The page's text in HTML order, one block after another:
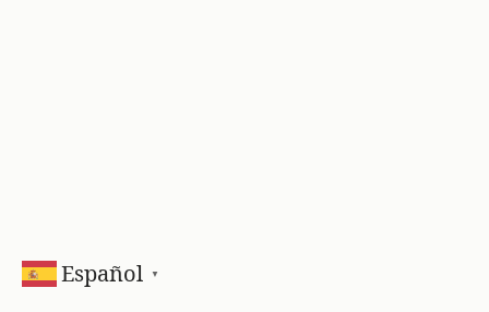
Español ▼